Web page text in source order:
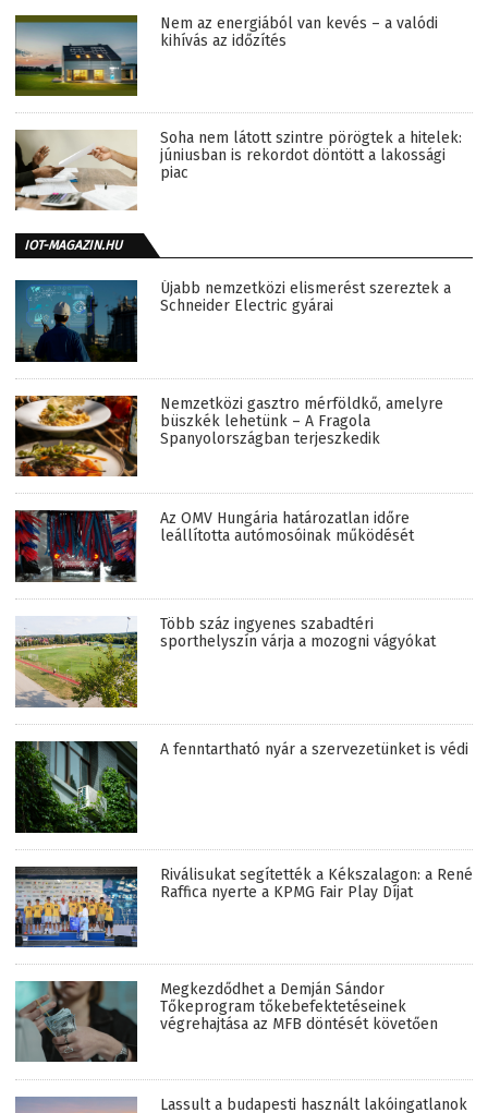
Nem az energiából van kevés – a valódi
kihívás az időzítés
Soha nem látott szintre pörögtek a hitelek:
júniusban is rekordot döntött a lakossági
piac
IOT-MAGAZIN.HU
Újabb nemzetközi elismerést szereztek a
Schneider Electric gyárai
Nemzetközi gasztro mérföldkő, amelyre
büszkék lehetünk – A Fragola
Spanyolországban terjeszkedik
Az OMV Hungária határozatlan időre
leállította autómosóinak működését
Több száz ingyenes szabadtéri
sporthelyszín várja a mozogni vágyókat
A fenntartható nyár a szervezetünket is védi
Riválisukat segítették a Kékszalagon: a René
Raffica nyerte a KPMG Fair Play Díjat
Megkezdődhet a Demján Sándor
Tőkeprogram tőkebefektetéseinek
végrehajtása az MFB döntését követően
Lassult a budapesti használt lakóingatlanok